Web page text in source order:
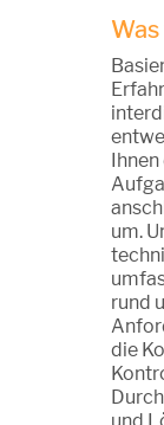
um.
rund
die